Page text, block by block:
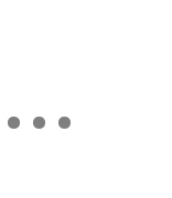
0 1 2